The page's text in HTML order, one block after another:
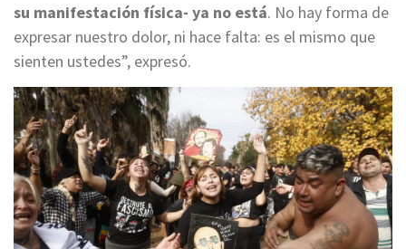
su manifestación física- ya no está. No hay forma de
expresar nuestro dolor, ni hace falta: es el mismo que
sienten ustedes”, expresó.